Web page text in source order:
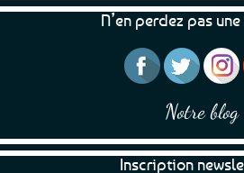
N’en perdez pas
Notre blog
Inscription